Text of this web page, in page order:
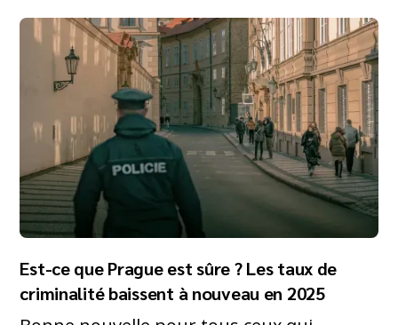
Est-ce que Prague est sûre ? Les taux de
criminalité baissent à nouveau en 2025